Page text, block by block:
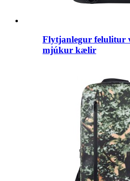
Flytjanlegur felulitur
mjúkur kælir